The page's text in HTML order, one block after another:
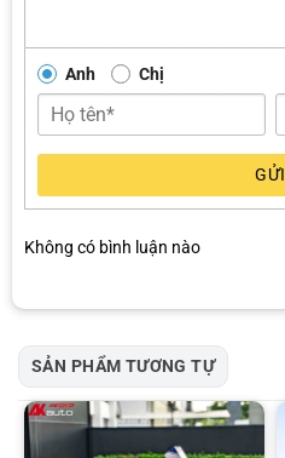
SẢN PHẨM TƯƠNG TỰ
Ưu điểm của PPF 3M 50
Dán PPF 3M 50 Gloss không chỉ là
mà còn là một khoản đầu tư thông
xế yêu. Trong bối cảnh giao thông
khắc nghiệt tại Việt Nam, PPF 3M
tuyệt đối với những ưu điểm vượt
bảo vệ sơn xe khỏi những trầy
va quẹt nhỏ trong quá trình di
sơn xe hạn chế những hư hại theo
Anh Chị
GỬI
Không có bình luận nào